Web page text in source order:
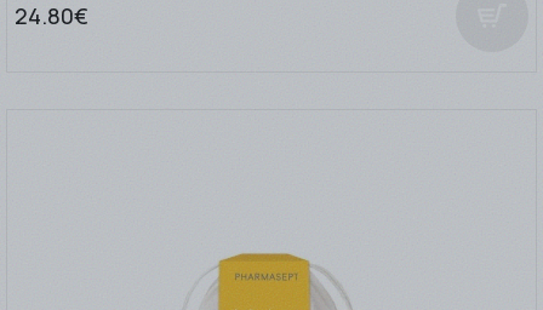
24.80€